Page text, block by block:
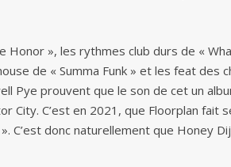
», les rythmes club durs de «
de « Summa Funk » et les feat des
Pye prouvent que le son de cet un
City. C’est en 2021, que Floorplan fait
C’est donc naturellement que Honey